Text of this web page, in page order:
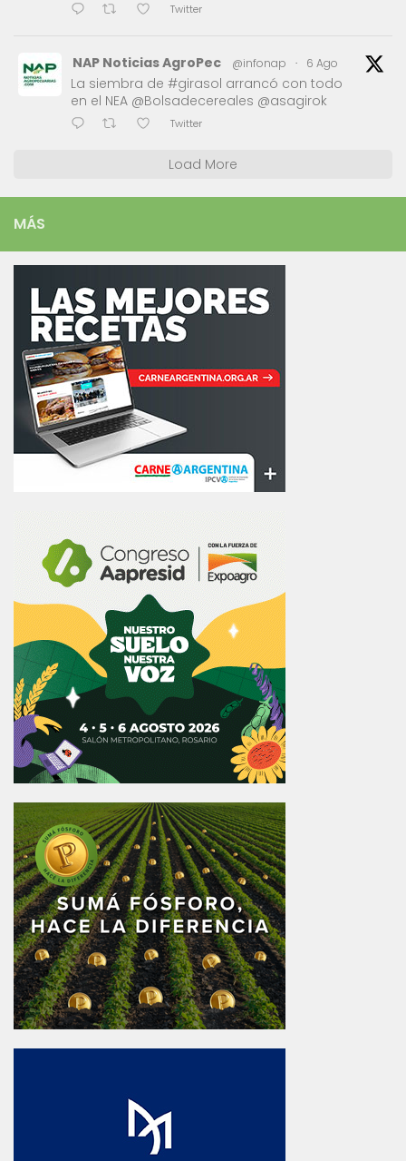
Twitter
NAP Noticias AgroPec @infonap · 6 Ago
La siembra de #girasol arrancó con todo
en el NEA @Bolsadecereales @asagirok
Twitter
Load More
MÁS